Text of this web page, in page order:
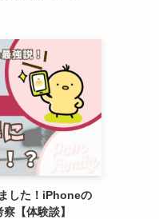
した！iPhoneの
【体験談】